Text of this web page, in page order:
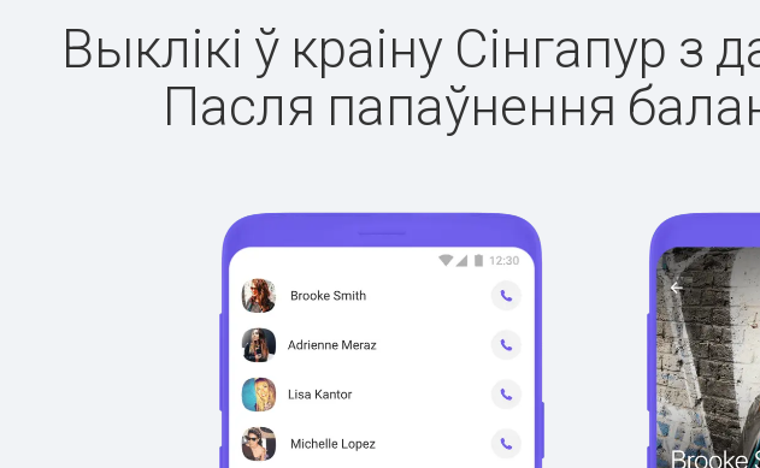
Выклікі ў краіну Сінгапур
Пасля папаўнення